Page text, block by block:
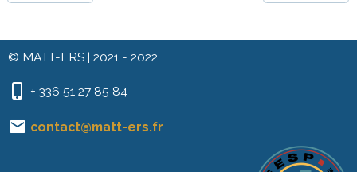
© MATT-ERS | 2021 - 2022
+ 336 51 27 85 84
contact@matt-ers.fr